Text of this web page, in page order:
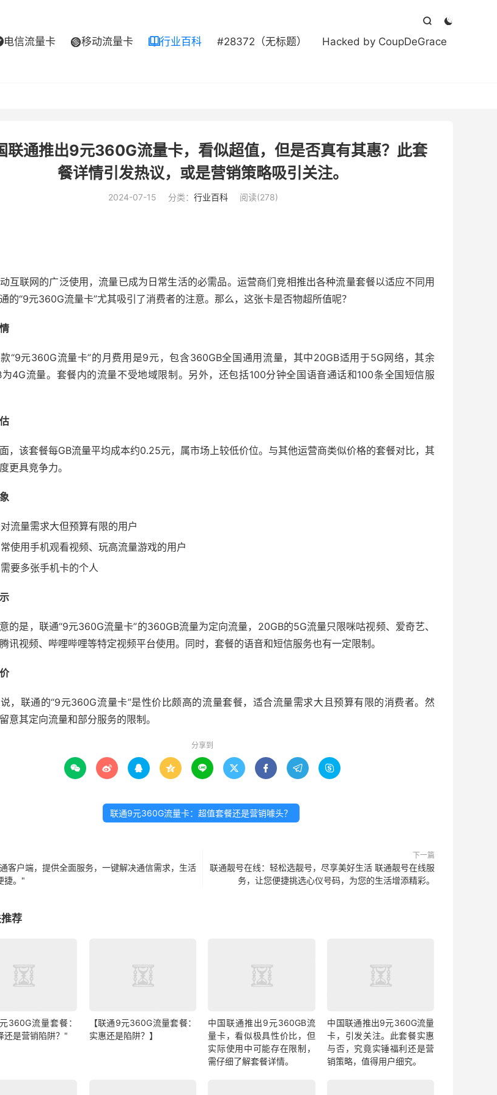


电信流量卡 移动流量卡 行业百科 #28372（无标题）
Hacked by CoupDeGrace
联通推出9元360G流量卡，看似超值，但是否真有其惠？此套
餐详情引发热议，或是营销策略吸引关注。
2024-07-15 分类： 行业百科 阅读(278)
互联网的广泛使用，流量已成为日常生活的必需品。运营商们竞相推出各种流量套餐以适应不同用
的“9元360G流量卡”尤其吸引了消费者的注意。那么，这张卡是否物超所值呢？
“9元360G流量卡”的月费用是9元，包含360GB全国通用流量，其中20GB适用于5G网络，其余
4G流量。套餐内的流量不受地域限制。另外，还包括100分钟全国语音通话和100条全国短信服
，该套餐每GB流量平均成本约0.25元，属市场上较低价位。与其他运营商类似价格的套餐对比，其
更具竞争力。
对流量需求大但预算有限的用户
常使用手机观看视频、玩高流量游戏的用户
需要多张手机卡的个人
的是，联通“9元360G流量卡”的360GB流量为定向流量，20GB的5G流量只限咪咕视频、爱奇艺、
讯视频、哔哩哔哩等特定视频平台使用。同时，套餐的语音和短信服务也有一定限制。
，联通的“9元360G流量卡”是性价比颇高的流量套餐，适合流量需求大且预算有限的消费者。然
意其定向流量和部分服务的限制。
分享到
        
联通9元360G流量卡：超值套餐还是营销噱头？
客户端，提供全面服务，一键解决通信需求，生活
捷。"
下一篇
联通靓号在线：轻松选靓号，尽享美好生活 联通靓号在线服
务，让您便捷挑选心仪号码，为您的生活增添精彩。
荐
360G流量套餐：
还是营销陷阱？"
【联通9元360G流量套餐：
实惠还是陷阱？】
中国联通推出9元360GB流
量卡，看似极具性价比，但
实际使用中可能存在限制，
需仔细了解套餐详情。
中国联通推出9元360G流量
卡，引发关注。此套餐实惠
与否，究竟实锤福利还是营
销策略，值得用户细究。